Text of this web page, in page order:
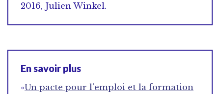
2016, Julien Winkel.
En savoir plus
«Un pacte pour l’emploi et la formation